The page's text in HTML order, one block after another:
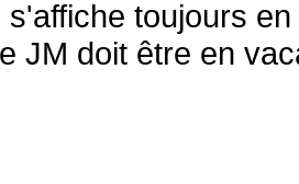
s'affiche toujours en
JM doit être en